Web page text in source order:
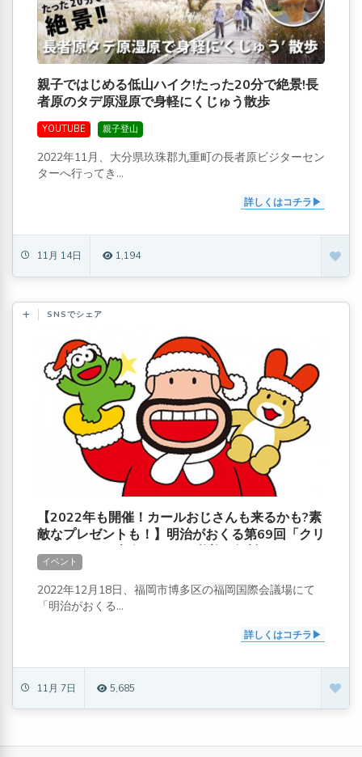
親子ではじめる低山ハイク!たった20分で絶景!長
者原のタデ原湿原で身軽にくじゅう散歩
YOUTUBE 親子登山
2022年11月、大分県玖珠郡九重町の長者原ビジターセン
ターへ行ってき...
詳しくはコチラ
11月 14日 1,194
SNSでシェア
【2022年も開催！カールおじさんも来るかも?素
敵なプレゼントも！】明治がおくる第69回「クリ
スマスこども大会」[11/25必着！無料]
イベント
2022年12月18日、福岡市博多区の福岡国際会議場にて
「明治がおくる...
詳しくはコチラ
11月 7日 5,685